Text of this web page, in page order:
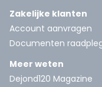
Zakelijke klanten
Account aanvragen
Documenten
Meer weten
Dejond120 Magazine